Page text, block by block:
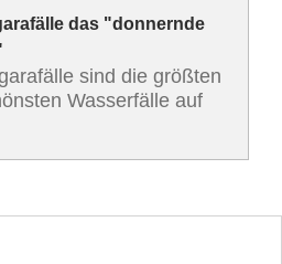
das "donnernde
sind die größten
Wasserfälle auf